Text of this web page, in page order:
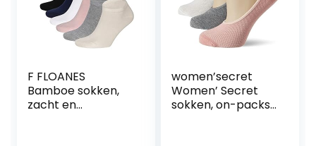
F FLOANES
Bamboe sokken,
zacht en
women’secret
Women’ Secret
sokken, on-packs,